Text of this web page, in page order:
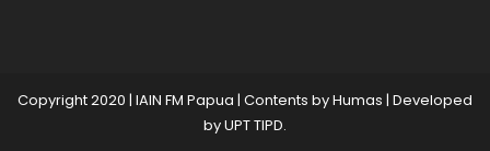
Copyright 2020 | IAIN FM Papua | Contents by Humas | Developed
byUPT TIPD.